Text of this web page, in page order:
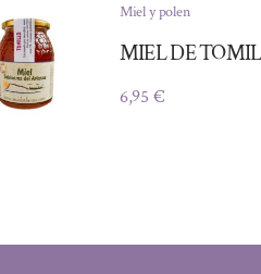
Miel y polen
MIEL DE
6,95 €